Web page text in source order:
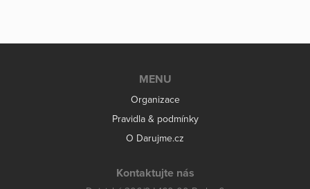
MENU
Organizace
Pravidla & podmínky
O Darujme.cz
Kontaktujte nás